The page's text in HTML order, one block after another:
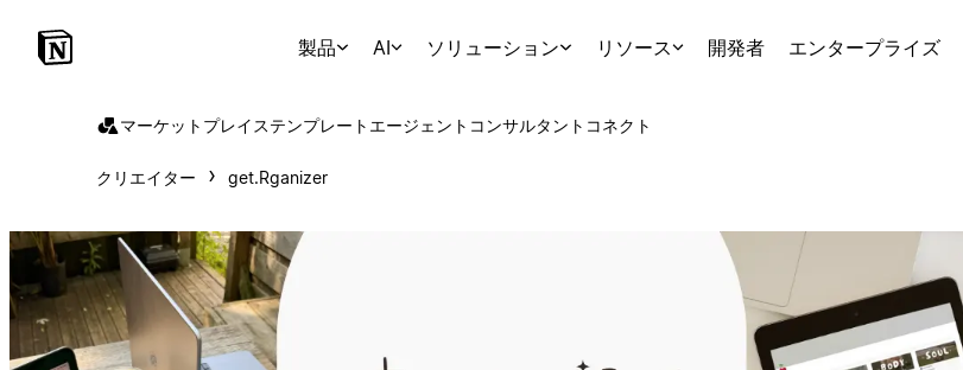
製品 AI ソリューション リソース 開発者 エンタープライズ
マーケットプレイステンプレート エージェント コンサルタント コネクト
クリエイター get.Rganizer